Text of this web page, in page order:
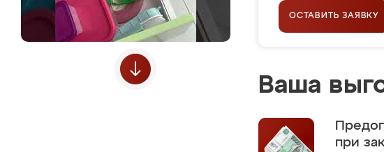
ОСТАВИТЬ ЗАЯВКУ
Ваша
при